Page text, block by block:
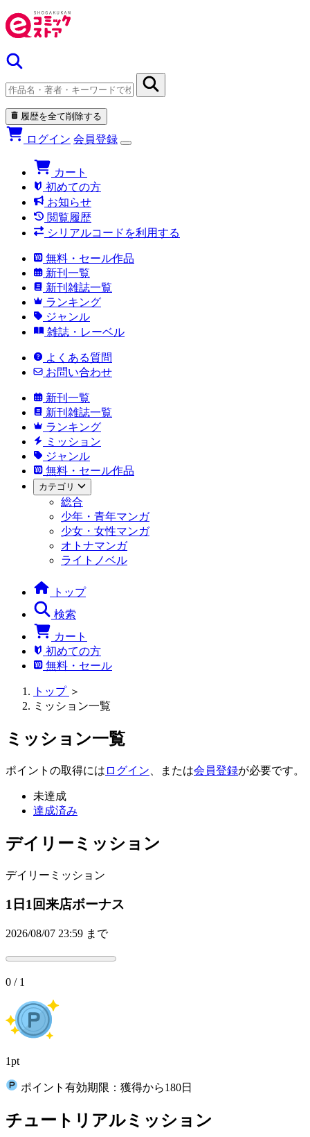
履歴を全て削除する
ログイン 会員登録
カート
初めての方
お知らせ
閲覧履歴
シリアルコードを利用する
無料・セール作品
新刊一覧
新刊雑誌一覧
ランキング
ジャンル
雑誌・レーベル
よくある質問
お問い合わせ
新刊一覧
新刊雑誌一覧
ランキング
ミッション
ジャンル
無料・セール作品
カテゴリ
総合
少年・青年マンガ
少女・女性マンガ
オトナマンガ
ライトノベル
トップ
検索
カート
初めての方
無料・セール
トップ ＞
ミッション一覧
ミッション一覧
ポイントの取得には ログイン 、または会員登録が必要です。
未達成
達成済み
デイリーミッション
デイリーミッション
1日1回来店ボーナス
2026/08/07 23:59 まで
0 / 1
1pt
ポイント有効期限：獲得から180日
チュートリアルミッション